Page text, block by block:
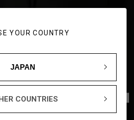
YOUR COUNTRY
JAPAN
COUNTRIES